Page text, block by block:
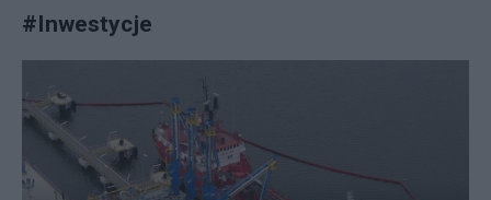
#Inwestycje